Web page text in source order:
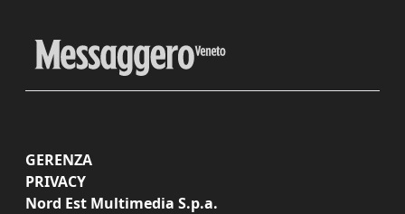
GERENZA
PRIVACY
Nord Est Multimedia S.p.a.